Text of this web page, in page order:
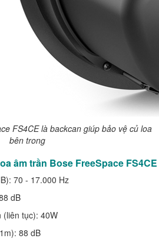
FS4CE là backcan giúp bảo vệ củ loa
bên trong
âm trần Bose FreeSpace FS4CE
70 - 17.000 Hz
dB
(liên tục): 40W
88 dB